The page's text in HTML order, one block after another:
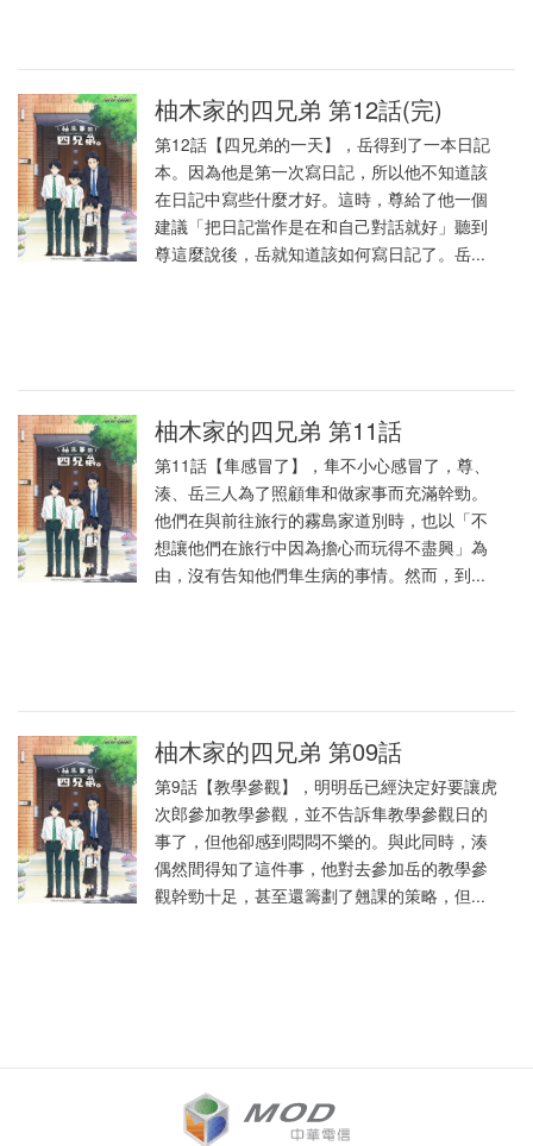
柚木家的四兄弟 第12話(完)
第12話【四兄弟的一天】，岳得到了一本日記
本。因為他是第一次寫日記，所以他不知道該
在日記中寫些什麼才好。這時，尊給了他一個
建議「把日記當作是在和自己對話就好」聽到
尊這麼說後，岳就知道該如何寫日記了。岳...
柚木家的四兄弟 第11話
第11話【隼感冒了】，隼不小心感冒了，尊、
湊、岳三人為了照顧隼和做家事而充滿幹勁。
他們在與前往旅行的霧島家道別時，也以「不
想讓他們在旅行中因為擔心而玩得不盡興」為
由，沒有告知他們隼生病的事情。然而，到...
柚木家的四兄弟 第09話
第9話【教學參觀】，明明岳已經決定好要讓虎
次郎參加教學參觀，並不告訴隼教學參觀日的
事了，但他卻感到悶悶不樂的。與此同時，湊
偶然間得知了這件事，他對去參加岳的教學參
觀幹勁十足，甚至還籌劃了翹課的策略，但...